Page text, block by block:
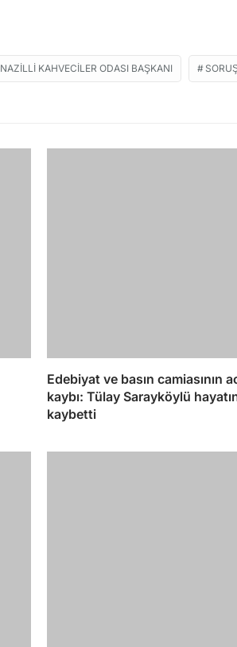
NAZILLI KAHVECILER ODASI BAŞKANI
Edebiyat ve basın camiasının
kaybı: Tülay Sarayköylü
kaybetti